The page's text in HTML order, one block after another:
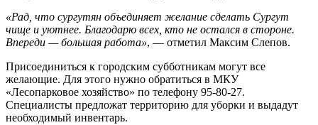
«Рад, что сургутян объединяет желание сделать Сургут
чище и уютнее. Благодарю всех, кто не остался в стороне.
Впереди — большая работа», — отметил Максим Слепов.
Присоединиться к городским субботникам могут все
желающие. Для этого нужно обратиться в МКУ
«Лесопарковое хозяйство» по телефону 95-80-27.
Специалисты предложат территорию для уборки и выдадут
необходимый инвентарь.